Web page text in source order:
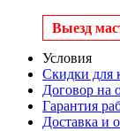
Выезд
Условия
Скидки для
Договор на
Гарантия
Доставка и